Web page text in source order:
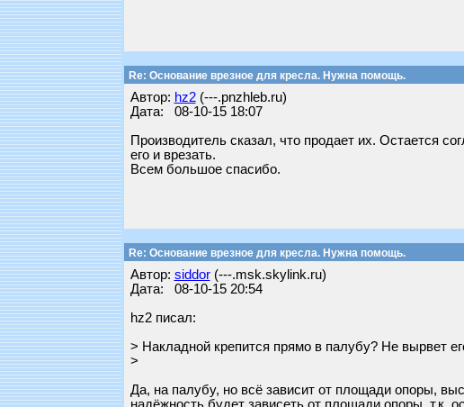
Re: Основание врезное для кресла. Нужна помощь.
Автор: hz2(---.pnzhleb.ru)
Дата: 08-10-15 18:07
Производитель сказал, что продает их. Остается
его и врезать.
Всем большое спасибо.
Re: Основание врезное для кресла. Нужна помощь.
Автор: siddor(---.msk.skylink.ru)
Дата: 08-10-15 20:54
hz2 писал:
> Накладной крепится прямо в палубу? Не вырвет
>
Да, на палубу, но всё зависит от площади опоры,